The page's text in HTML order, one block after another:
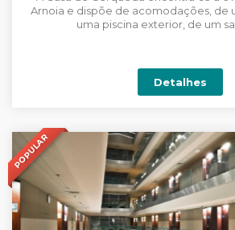
Arnoia e dispõe de acomodações, de
uma piscina exterior, de um
Detalhes
POPULAR